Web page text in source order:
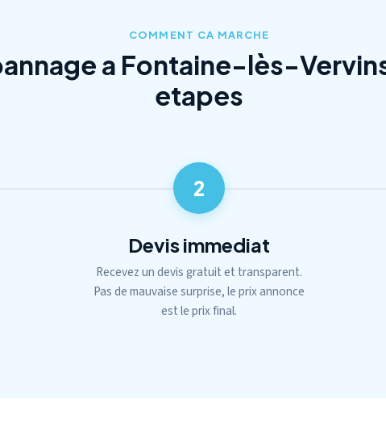
COMMENT CA MARCHE
a Fontaine-lès-
etapes
2
Devis immediat
Recevez un devis gratuit et transparent.
Pas de mauvaise surprise, le prix annonce
est le prix final.